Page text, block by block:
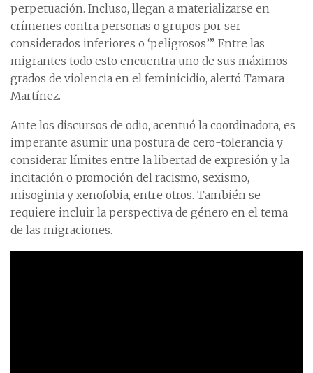
perpetuación. Incluso, llegan a materializarse en
crímenes contra personas o grupos por ser
considerados inferiores o ‘peligrosos’”. Entre las
migrantes todo esto encuentra uno de sus máximos
grados de violencia en el feminicidio, alertó Tamara
Martínez.
Ante los discursos de odio, acentuó la coordinadora, es
imperante asumir una postura de cero-tolerancia y
considerar límites entre la libertad de expresión y la
incitación o promoción del racismo, sexismo,
misoginia y xenofobia, entre otros. También se
requiere incluir la perspectiva de género en el tema
de las migraciones.